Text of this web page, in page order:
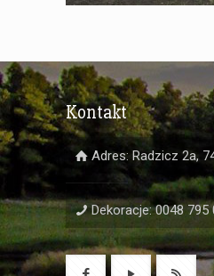
Kontakt
Adres: Radzicz 2a,
Dekoracje: 0048 795